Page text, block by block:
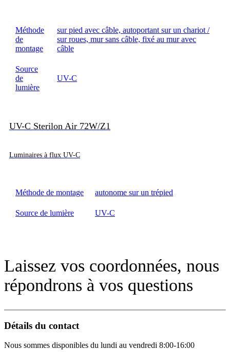
Méthode
de
montage
sur pied avec câble, autoportant sur un chariot /
sur roues, mur sans câble, fixé au mur avec
câble
Source
de
lumière
UV-C
UV-C Sterilon Air 72W/Z1
Luminaires à flux UV-C
Méthode de montage autonome sur un trépied
Source de lumière UV-C
Laissez vos coordonnées, nous
répondrons à vos questions
Détails du contact
Nous sommes disponibles du lundi au vendredi 8:00-16:00